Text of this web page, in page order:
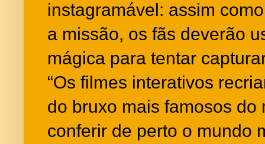
instagramável: assim
a missão, os fãs deverão
mágica para tentar
“Os filmes interativos
do bruxo mais famosos do
conferir de perto o mundo